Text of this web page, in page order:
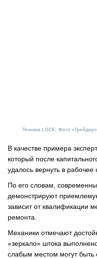
Техника LGCE. Фото «Грейдер».
В качестве примера
который после
удалось вернуть в рабочее
По его словам,
демонстрируют
зависит от квалификации
ремонта.
Механики отмечают
«зеркало» штока
слабым местом могут быть